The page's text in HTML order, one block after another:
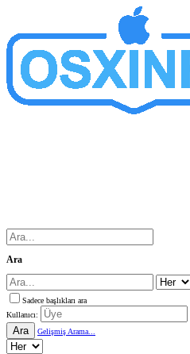
Ara
Sadece başlıkları ara
Kullanıcı:
Ara Gelişmiş Arama...